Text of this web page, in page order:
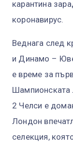
карантина
коронавирус.
Веднага след
и Динамо –
е време за
Шампионската
2 Челси е
Лондон
селекция,